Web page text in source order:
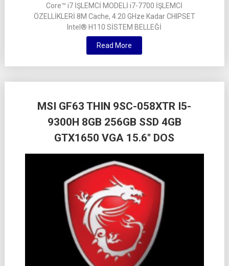
Core™ i7 İŞLEMCİ MODELİ i7-7700 İŞLEMCİ
ÖZELLİKLERİ 8M Cache, 4.20 GHze Kadar CHIPSET
Intel® H110 SİSTEM BELLEĞİ
Read More
MSI GF63 THIN 9SC-058XTR I5-
9300H 8GB 256GB SSD 4GB
GTX1650 VGA 15.6″ DOS